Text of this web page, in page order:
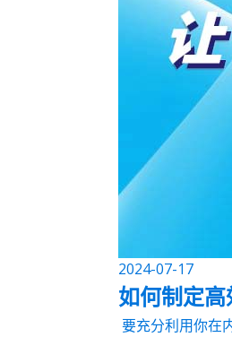
2024-07-17
如何制定
要充分利用你在